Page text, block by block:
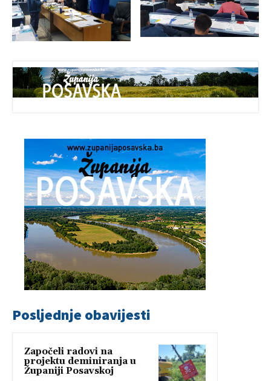
Posljednje obavijesti
Započeli radovi na
projektu deminiranja u
Županiji Posavskoj